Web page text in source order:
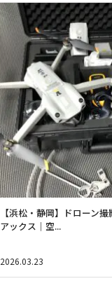
【浜松・静岡】ドローン
アックス｜空...
2026.03.23